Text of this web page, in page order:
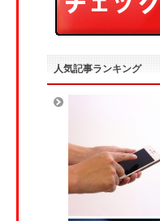
人気記事ランキング